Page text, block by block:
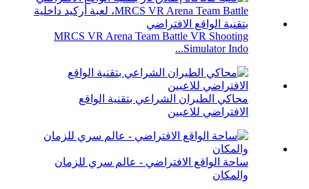
MRCS VR Arena Team Battle VR Shooting
Simulator Indo...
محاكي الطيران الشراعي بتقنية الواقع
الافتراضي للاعبين
ساحة الواقع الافتراضي - عالم سري للزمان
والمكان